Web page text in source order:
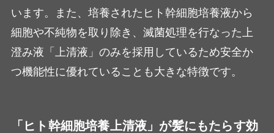
います。また、培養されたヒト幹細胞培養液から
細胞や不純物を取り除き、滅菌処理を行なった上
澄み液「上清液」のみを採用しているため安全か
つ機能性に優れていることも大きな特徴です。
「ヒト幹細胞培養上清液」が髪にもたらす効